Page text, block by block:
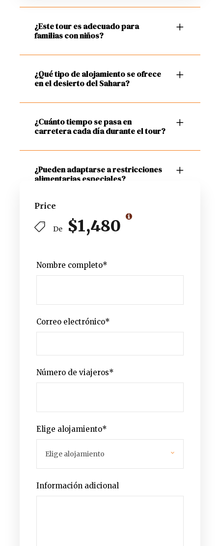
¿Este tour es adecuado para
familias con niños?
¿Qué tipo de alojamiento se ofrece
en el desierto del Sahara?
¿Cuánto tiempo se pasa en
carretera cada día durante el tour?
¿Pueden adaptarse a restricciones
alimentarias especiales?
Price
De $1,480
Nombre completo*
Correo electrónico*
Número de viajeros*
Elige alojamiento*
Información adicional